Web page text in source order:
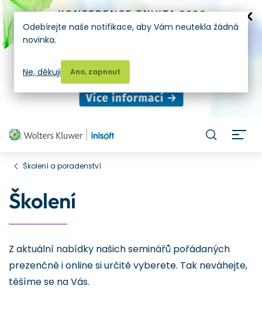
Školení a poradenství
Školení
Z aktuální nabídky našich seminářů pořádaných
prezenčně i online si určitě vyberete. Tak neváhejte,
těšíme se na Vás.
Odebírejte naše notifikace, aby Vám neutekla žádná
novinka.
Ano, zapnout
Ne, děkuji